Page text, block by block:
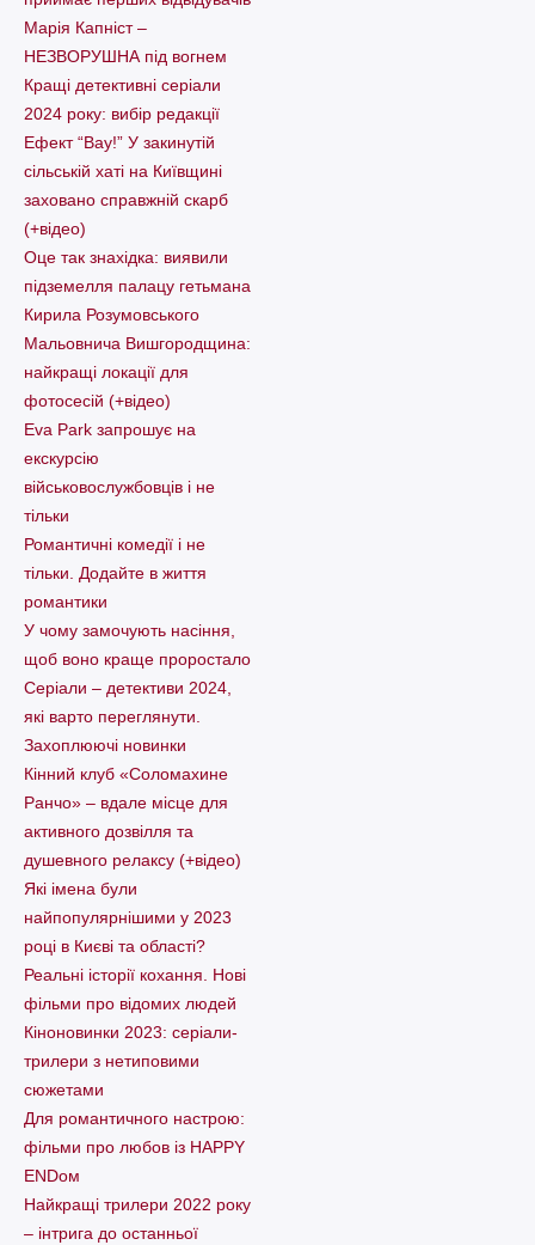
Марія Капніст –
НЕЗВОРУШНА під вогнем
Кращі детективні серіали
2024 року: вибір редакції
Ефект “Вау!” У закинутій
сільській хаті на Київщині
заховано справжній скарб
(+відео)
Оце так знахідка: виявили
підземелля палацу гетьмана
Кирила Розумовського
Мальовнича Вишгородщина:
найкращі локації для
фотосесій (+відео)
Eva Park запрошує на
екскурсію
військовослужбовців і не
тільки
Романтичні комедії і не
тільки. Додайте в життя
романтики
У чому замочують насіння,
щоб воно краще проростало
Серіали – детективи 2024,
які варто пеpеглянути.
Захоплюючі новинки
Кінний клуб «Соломахине
Ранчо» – вдале місце для
активного дозвілля та
душевного релаксу (+відео)
Які імена були
найпопулярнішими у 2023
році в Києві та області?
Реальні історії кохання. Нові
фільми про відомих людей
Кіноновинки 2023: серіали-
трилери з нетиповими
сюжетами
Для романтичного настрою:
фільми про любов із HAPPY
ENDом
Найкращі трилери 2022 року
– інтрига до останньої